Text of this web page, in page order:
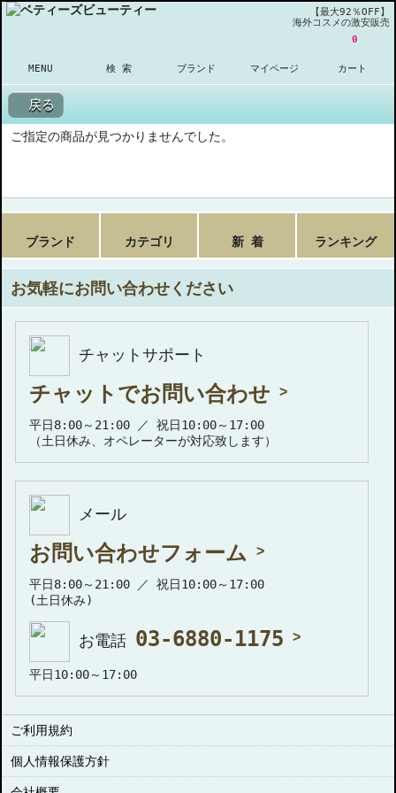
【最大92％OFF】
海外コスメの激安販売
MENU 検 索 ブランド マイページ
0
カート
戻る
ご指定の商品が見つかりませんでした。
ブランド カテゴリ 新 着 ランキング
お気軽にお問い合わせください
チャットサポート
チャットでお問い合わせ
平日8:00～21:00 ／ 祝日10:00～17:00
（土日休み、オペレーターが対応致します）
メール
お問い合わせフォーム
平日8:00～21:00 ／ 祝日10:00～17:00
(土日休み)
お電話 03-6880-1175
平日10:00～17:00
ご利用規約
個人情報保護方針